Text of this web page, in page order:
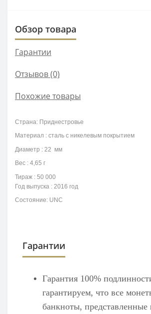
Обзор товара
Гарантии
Отзывов (0)
Похожие товары
Страна: Приднестровье
Материал : сталь с никелевым покрытием
Диаметр : 22 мм
Вес : 4,65 г
Тираж : 50 000
Год выпуска : 2016 год
Состояние: UNC
Гарантии
Гарантия 100%
гарантируем, что все
банкноты, представленные